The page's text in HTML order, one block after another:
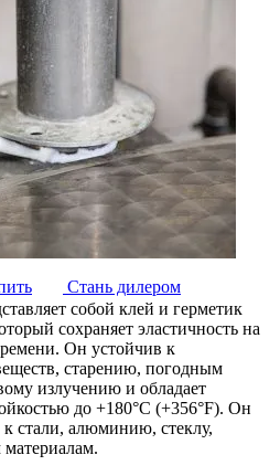
Стань дилером
собой клей и герметик
сохраняет эластичность на
Он устойчив к
старению, погодным
излучению и обладает
до +180°C (+356°F). Он
к стали, алюминию, стеклу,